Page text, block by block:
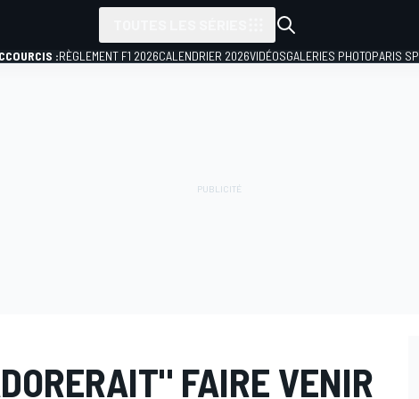
:RÈGLEMENT F1 2026CALENDRIER 2026VIDÉOSGALERIES PHOTOPARIS
FAIRE VENIR